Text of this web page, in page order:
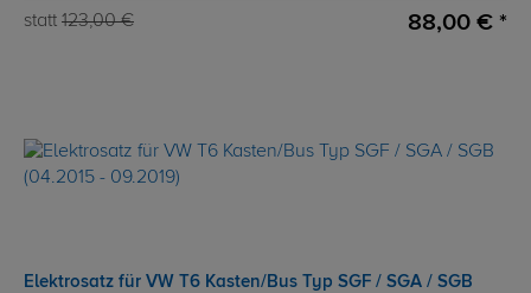
statt 123,00 € 88,00 € *
Elektrosatz für VW T6 Kasten/Bus Typ SGF / SGA / SGB